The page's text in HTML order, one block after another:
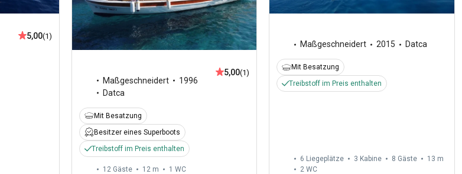
5,00(1)
Maßgeschneidert
1996
Datca
5,00(1)
Mit Besatzung
Besitzer eines Superboots
Treibstoff im Preis enthalten
12 Gäste 12 m 1 WC
Maßgeschneidert 2015 Datca
Mit Besatzung
Treibstoff im Preis enthalten
6 Liegeplätze 3 Kabine 8 Gäste
13 m
2 WC